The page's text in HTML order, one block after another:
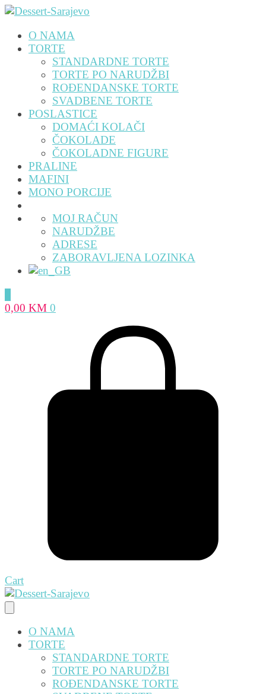
O NAMA
TORTE
STANDARDNE TORTE
TORTE PO NARUDŽBI
ROĐENDANSKE TORTE
SVADBENE TORTE
POSLASTICE
DOMAĆI KOLAČI
ČOKOLADE
ČOKOLADNE FIGURE
PRALINE
MAFINI
MONO PORCIJE
MOJ RAČUN
NARUDŽBE
ADRESE
ZABORAVLJENA LOZINKA
0,00 KM 0
Cart
O NAMA
TORTE
STANDARDNE TORTE
TORTE PO NARUDŽBI
ROĐENDANSKE TORTE